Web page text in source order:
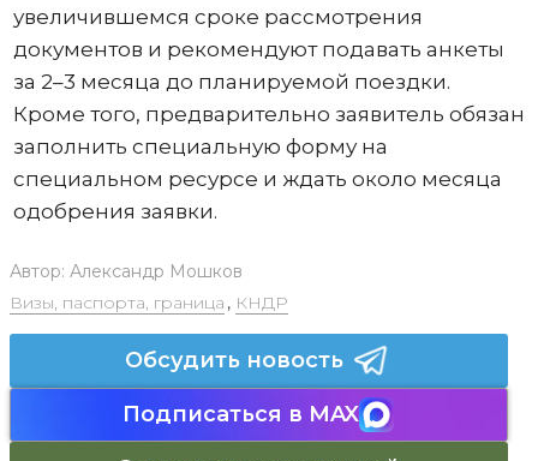
увеличившемся сроке рассмотрения
документов и рекомендуют подавать анкеты
за 2–3 месяца до планируемой поездки.
Кроме того, предварительно заявитель обязан
заполнить специальную форму на
специальном ресурсе и ждать около месяца
одобрения заявки.
Автор: Александр Мошков
Визы, паспорта, граница , КНДР
Обсудить новость
Подписаться в MAX